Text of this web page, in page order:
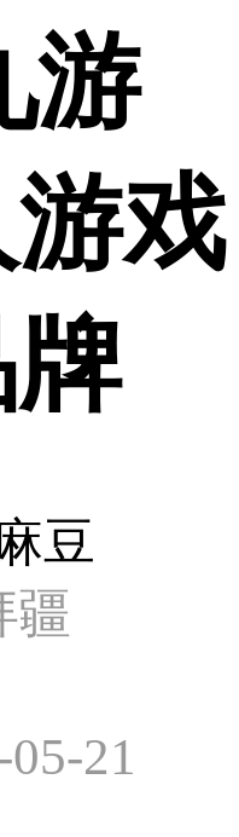
游
戏
豆
疆
21